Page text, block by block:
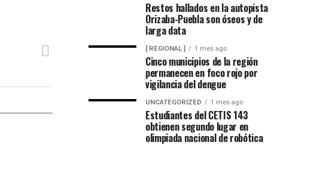
Restos hallados en la autopista
Orizaba-Puebla son óseos y de
larga data
[ REGIONAL ] 1 mes ago
Cinco municipios de la región
permanecen en foco rojo por
vigilancia del dengue
UNCATEGORIZED 1 mes ago
Estudiantes del CETIS 143
obtienen segundo lugar en
olimpiada nacional de robótica